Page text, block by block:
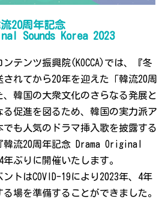
20周年記念
Sounds Korea 2023
テンツ振興院(KOCCA)では、『冬
れてから20年を迎えた「韓流20周
韓国の大衆文化のさらなる発展と
促進を図るため、韓国の実力派ア
も人気のドラマ挿入歌を披露する
流20周年記念 Drama Original
ぶりに開催いたします。
トはCOVID-19により2023年、4年
場を準備することができました。